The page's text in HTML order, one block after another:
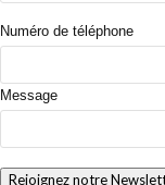
Numéro de téléphone
Message